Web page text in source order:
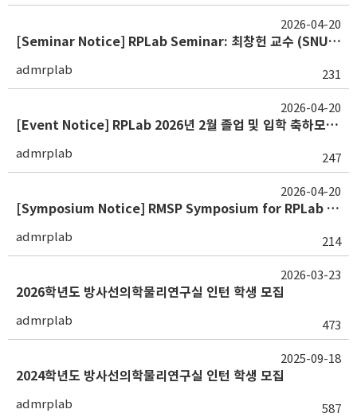
[Seminar Notice] RPLab Seminar: 최창헌 교수 (SNUH) (260421)
admrplab 231
2026-04-20
[Event Notice] RPLab 2026년 2월 졸업 및 입학 축하모임 (260227)
admrplab 247
2026-04-20
[Symposium Notice] RMSP Symposium for RPLab 20th Anniversary (260122-260123)
admrplab 214
2026-04-20
2026학년도 방사선의학물리연구실 인턴 학생 모집
admrplab 473
2026-03-23
2024학년도 방사선의학물리연구실 인턴 학생 모집
admrplab 587
2025-09-18